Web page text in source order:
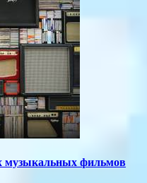
музыкальных фильмов